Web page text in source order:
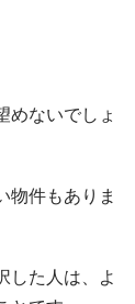
めないでしょ
物件もありま
した人は、よ